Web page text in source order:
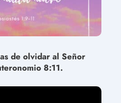
de olvidar al Señor
8:11.